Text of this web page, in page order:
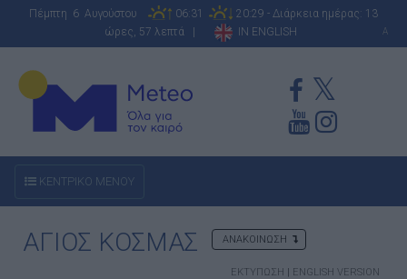
Πέμπτη 6 Αυγούστου 06:31
20:29 - Διάρκεια ημέρας: 13
ώρες, 57 λεπτά |
IN ENGLISH A
ΚΕΝΤΡΙΚΟ ΜΕΝΟΥ
ΑΓΙΟΣ ΚΟΣΜΑΣ ΑΝΑΚΟΙΝΩΣΗ
ΕΚΤΥΠΩΣΗ | ENGLISH VERSION